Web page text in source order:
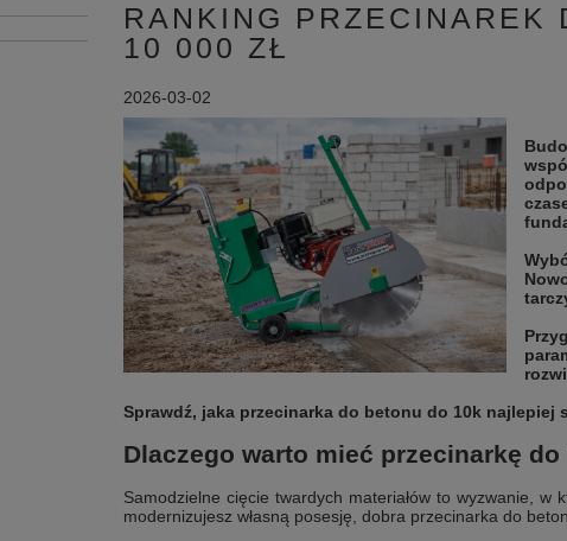
RANKING PRZECINAREK
10 000 ZŁ
2026-03-02
Sprawdź, jaka przecinarka do betonu do 10k
Dlaczego warto mieć przecinarkę
Samodzielne cięcie twardych materiałów to wyzwanie,
modernizujesz własną posesję, dobra przecinarka do